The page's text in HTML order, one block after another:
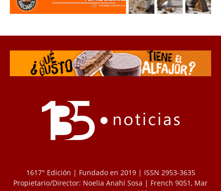
1617° Edición | Fundado en 2019 | ISSN 2953-3635
Propietario/Director: Noelia Anahí Sosa | French 9051, Mar